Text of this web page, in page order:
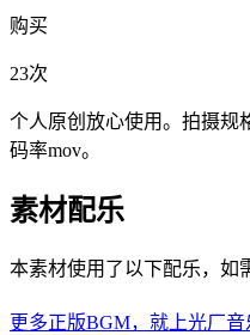
购买
23次
个人原创放心使用。拍摄规
码率mov。
素材配乐
本素材使用了以下配乐，如
更多正版BGM，就上光厂音